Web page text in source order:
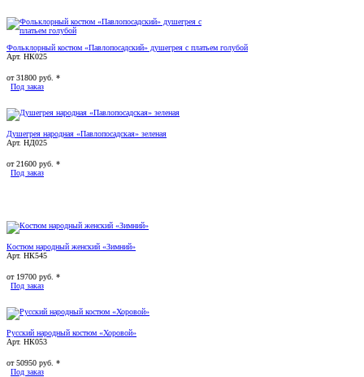
Фольклорный костюм «Павлопосадский» душегрея с платьем голубой
Арт. НК025
от31800 руб. *
Под заказ
Душегрея народная «Павлопосадская» зеленая
Арт. НД025
от21600 руб. *
Под заказ
Костюм народный женский «Зимний»
Арт. НК545
от 19700 руб. *
Под заказ
Русский народный костюм «Хоровой»
Арт. НК053
от50950 руб. *
Под заказ